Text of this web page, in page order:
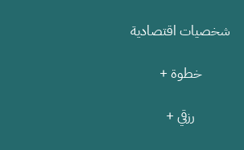
شخصيات اقتصادية
خطوة +
رزقي +